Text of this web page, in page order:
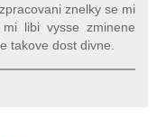
znelky se mi
libi vysse zminene
takove dost divne.